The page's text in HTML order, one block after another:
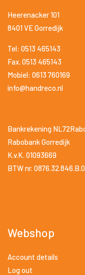
Heerenacker 101
8401 VE Gorredijk
Tel: 0513 465143
Fax. 0513 465143
Mobiel: 0613 760169
info@handreco.nl
Bankrekening
Rabobank Gorredijk
K.v.K. 01093669
BTW nr.
Webshop
Account details
Log out